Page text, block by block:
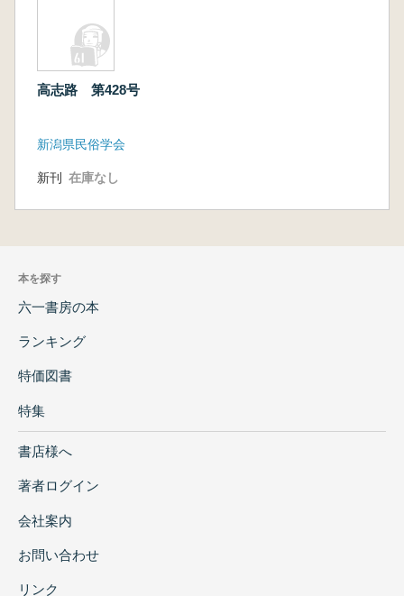
高志路 第428号
新潟県民俗学会
新刊 在庫なし
本を探す
六一書房の本
ランキング
特価図書
特集
書店様へ
著者ログイン
会社案内
お問い合わせ
リンク